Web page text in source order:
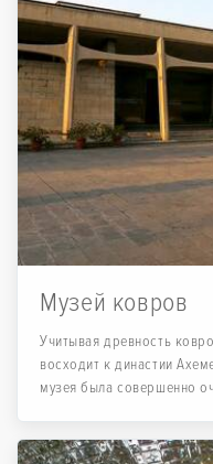
Музей ковров
Учитывая древность
восходит к династии
музея была совершенно